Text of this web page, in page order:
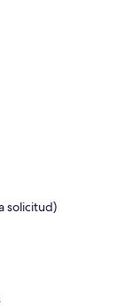
solicitud)